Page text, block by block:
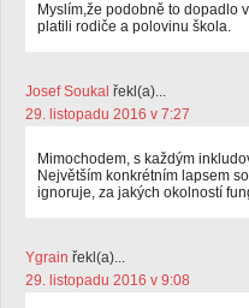
Myslím,že podobně to dopadlo
platili rodiče a polovinu škola.
Josef Soukal řekl(a)...
29. listopadu 2016 v 7:27
Mimochodem, s každým
Největším konkrétním lapsem
ignoruje, za jakých okolností
Ygrain řekl(a)...
29. listopadu 2016 v 9:08